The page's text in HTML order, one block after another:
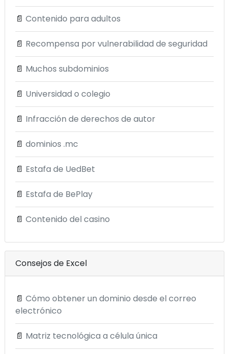
📄 Contenido para adultos
📄 Recompensa por vulnerabilidad de seguridad
📄 Muchos subdominios
📄 Universidad o colegio
📄 Infracción de derechos de autor
📄 dominios .mc
📄 Estafa de UedBet
📄 Estafa de BePlay
📄 Contenido del casino
Consejos de Excel
📄 Cómo obtener un dominio desde el correo
electrónico
📄 Matriz tecnológica a célula única